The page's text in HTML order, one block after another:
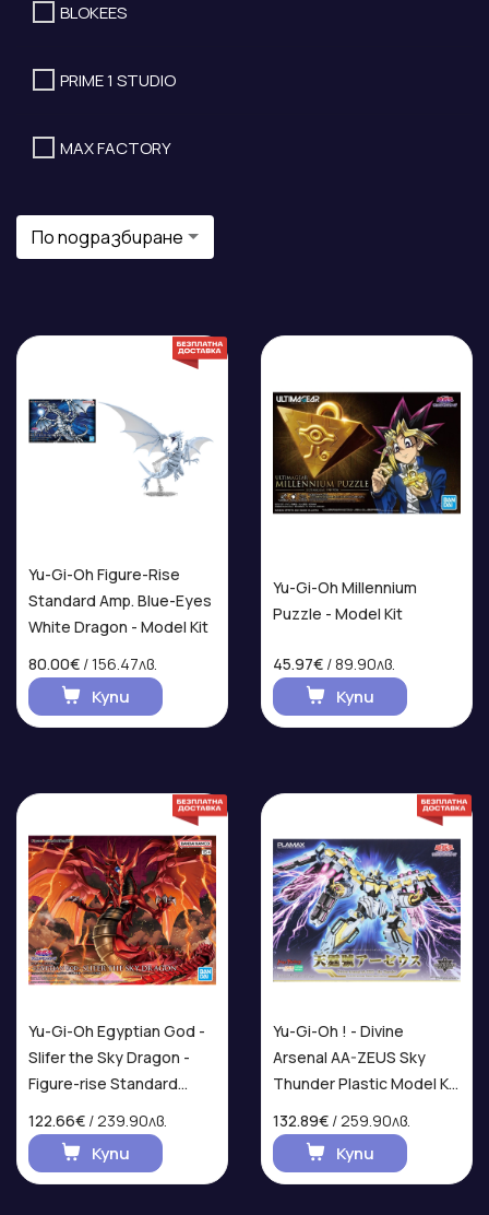
BLOKEES
PRIME 1 STUDIO
MAX FACTORY
По подразбиране
Yu-Gi-Oh Figure-Rise
Standard Amp. Blue-Eyes
White Dragon - Model Kit
80.00€ / 156.47лв.
Купи
Yu-Gi-Oh Millennium
Puzzle - Model Kit
45.97€ / 89.90лв.
Купи
Yu-Gi-Oh Egyptian God -
Slifer the Sky Dragon -
Figure-rise Standard
122.66€ / 239.90лв.
Купи
Yu-Gi-Oh ! - Divine
Arsenal AA-ZEUS Sky
Thunder Plastic Model Kit
132.89€ / 259.90лв.
Купи